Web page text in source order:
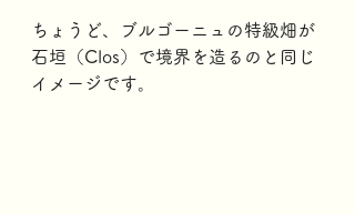
ちょうど、ブルゴーニュの特級畑が
石垣（Clos）で境界を造るのと同じ
イメージです。